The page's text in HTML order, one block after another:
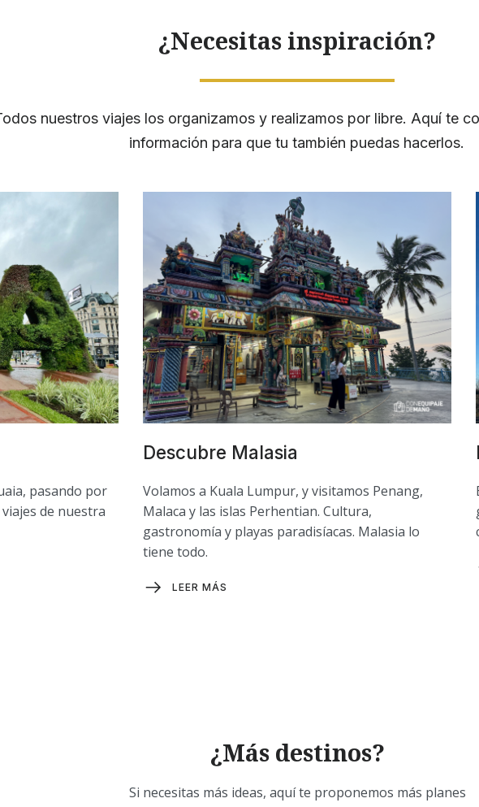
¿Necesitas inspiración?
nuestros viajes los organizamos y realizamos por libre. Aquí te
información para que tu también puedas hacerlos.
pasando por
de nuestra
Descubre Malasia
Volamos a Kuala Lumpur, y visitamos Penang,
Malaca y las islas Perhentian. Cultura,
gastronomía y playas paradisíacas. Malasia lo
tiene todo.
LEER MÁS
¿Más destinos?
Si necesitas más ideas, aquí te proponemos más planes